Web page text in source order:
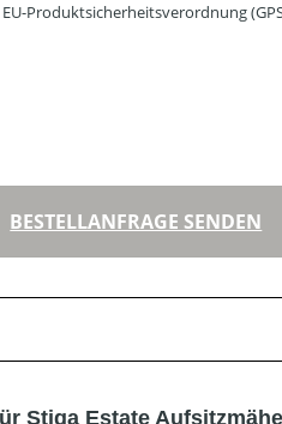
Produktsicherheitsverordnung
BESTELLANFRAGE SENDEN
Stiga Estate